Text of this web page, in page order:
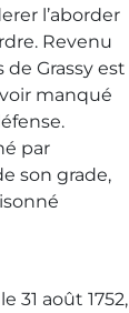
l’aborder
Revenu
Grassy est
manqué
par
son grade,
31 août 1752,